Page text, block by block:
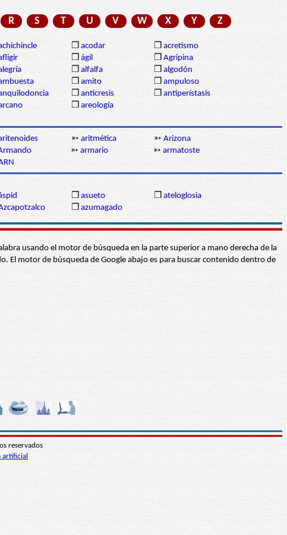
R S T U V W X Y Z
❒ acodar ❒ acretismo
❒ ágil ❒ Agripina
❒ alfalfa ❒ algodón
❒ amito ❒ ampuloso
❒ anticresis ❒ antiperístasis
❒ areología
➳ aritmética ➳ Arizona
➳ armario ➳ armatoste
❒ asueto ❒ ateloglosia
❒ azumagado
usando el motor de búsqueda en la parte superior a mano derecha de la
El motor de búsqueda de Google abajo es para buscar contenido dentro de
reservados
artificial